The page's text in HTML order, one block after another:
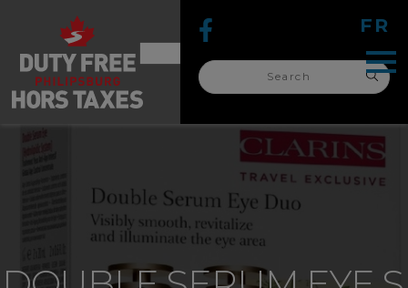
for:
FR
search
for: